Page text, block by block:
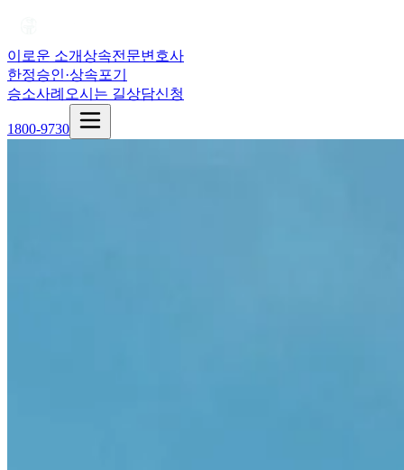
이로운 소개상속전문변호사
한정승인·상속포기
승소사례 오시는 길상담신청
1800-9730